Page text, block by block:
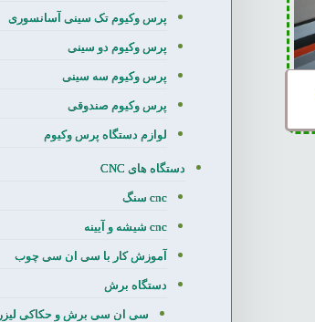
پرس وکیوم تک سینی آسانسوری
پرس وکیوم دو سینی
پرس وکیوم سه سینی
پرس وکیوم صندوقی
لوازم دستگاه پرس وکیوم
دستگاه های CNC
cnc سنگ
cnc شیشه و آیینه
آموزش کار با سی ان سی چوب
دستگاه برش
سی ان سی برش و حکاکی لیزر